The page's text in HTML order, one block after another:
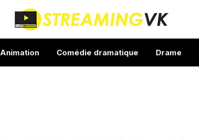
Animation Comédie dramatique Drame